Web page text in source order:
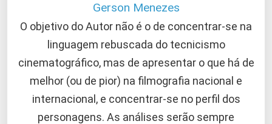
Gerson Menezes
O objetivo do Autor não é o de concentrar-se na
linguagem rebuscada do tecnicismo
cinematográfico, mas de apresentar o que há de
melhor (ou de pior) na filmografia nacional e
internacional, e concentrar-se no perfil dos
personagens. As análises serão sempre